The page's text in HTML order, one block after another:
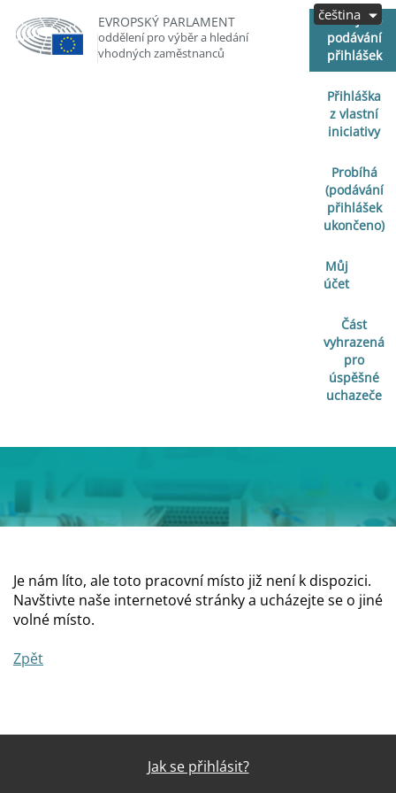
EVROPSKÝ PARLAMENT
oddělení pro výběr a hledání
vhodných zaměstnanců
Zahájeno
podávání
přihlášek
Přihláška
z vlastní
iniciativy
Probíhá
(podávání
přihlášek
ukončeno)
Můj
účet
Část
vyhrazená
pro
úspěšné
uchazeče
čeština
Je nám líto, ale toto pracovní místo již není k dispozici.
Navštivte naše internetové stránky a ucházejte se o jiné
volné místo.
Zpět
Jak se přihlásit?